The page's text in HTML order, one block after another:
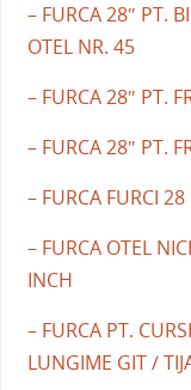
– FURCA 28″ PT.
OTEL NR. 45
– FURCA 28″ PT.
– FURCA 28″ PT.
– FURCA FURCI
– FURCA OTEL
INCH
– FURCA PT.
LUNGIME GIT /